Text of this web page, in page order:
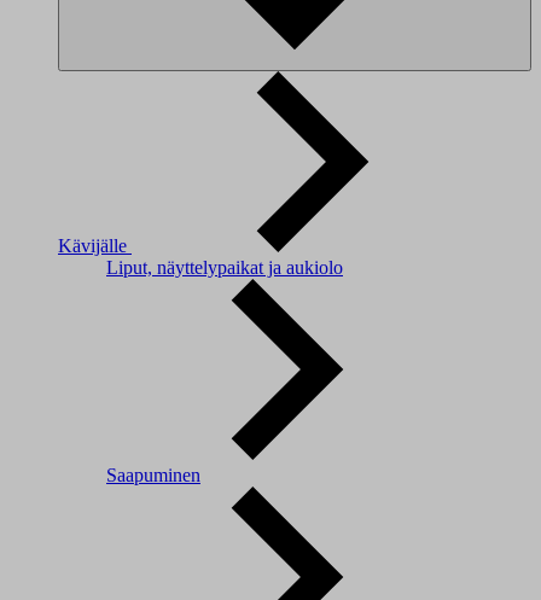
Kävijälle
Liput, näyttelypaikat ja aukiolo
Saapuminen